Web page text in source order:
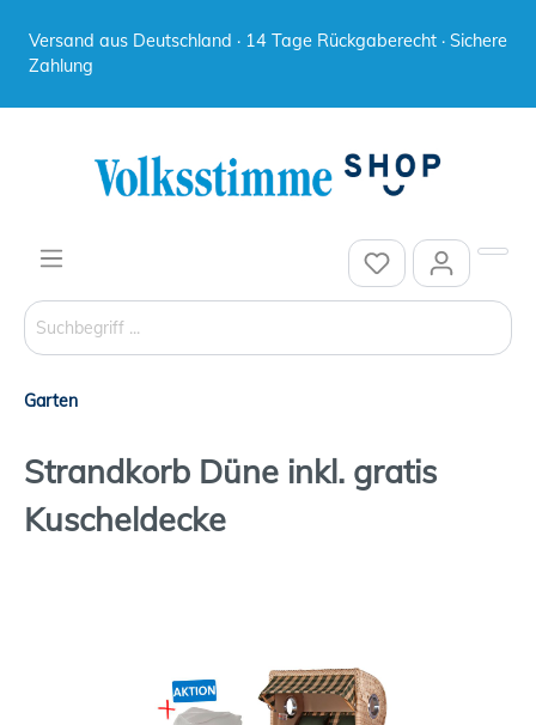
Versand aus Deutschland · 14 Tage Rückgaberecht · Sichere
Zahlung
Garten
Strandkorb Düne inkl. gratis
Kuscheldecke